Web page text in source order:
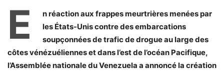
E
n réaction aux frappes meurtrières menées par
les États-Unis contre des embarcations
soupçonnées de trafic de drogue au large des
côtes vénézuéliennes et dans l’est de l’océan Pacifique,
l’Assemblée nationale du Venezuela a annoncé la création